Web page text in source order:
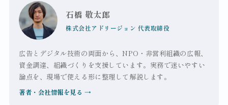
石橋 敬太郎
株式会社アドリージョン 代表取締役
広告とデジタル技術の両面から、NPO・非営利組織の広報、
資金調達、組織づくりを支援しています。実務で迷いやすい
論点を、現場で使える形に整理して解説します。
著者・会社情報を見る→